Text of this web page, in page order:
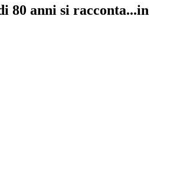
80 anni si racconta...in